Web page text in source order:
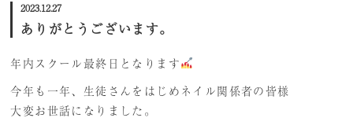
学費・募集要項
就職・キャリアサポート
2023.12.27
ありがとうございます。
年内スクール最終日となります
今年も一年、生徒さんをはじめネイル関係者の皆様
大変お世話になりました。